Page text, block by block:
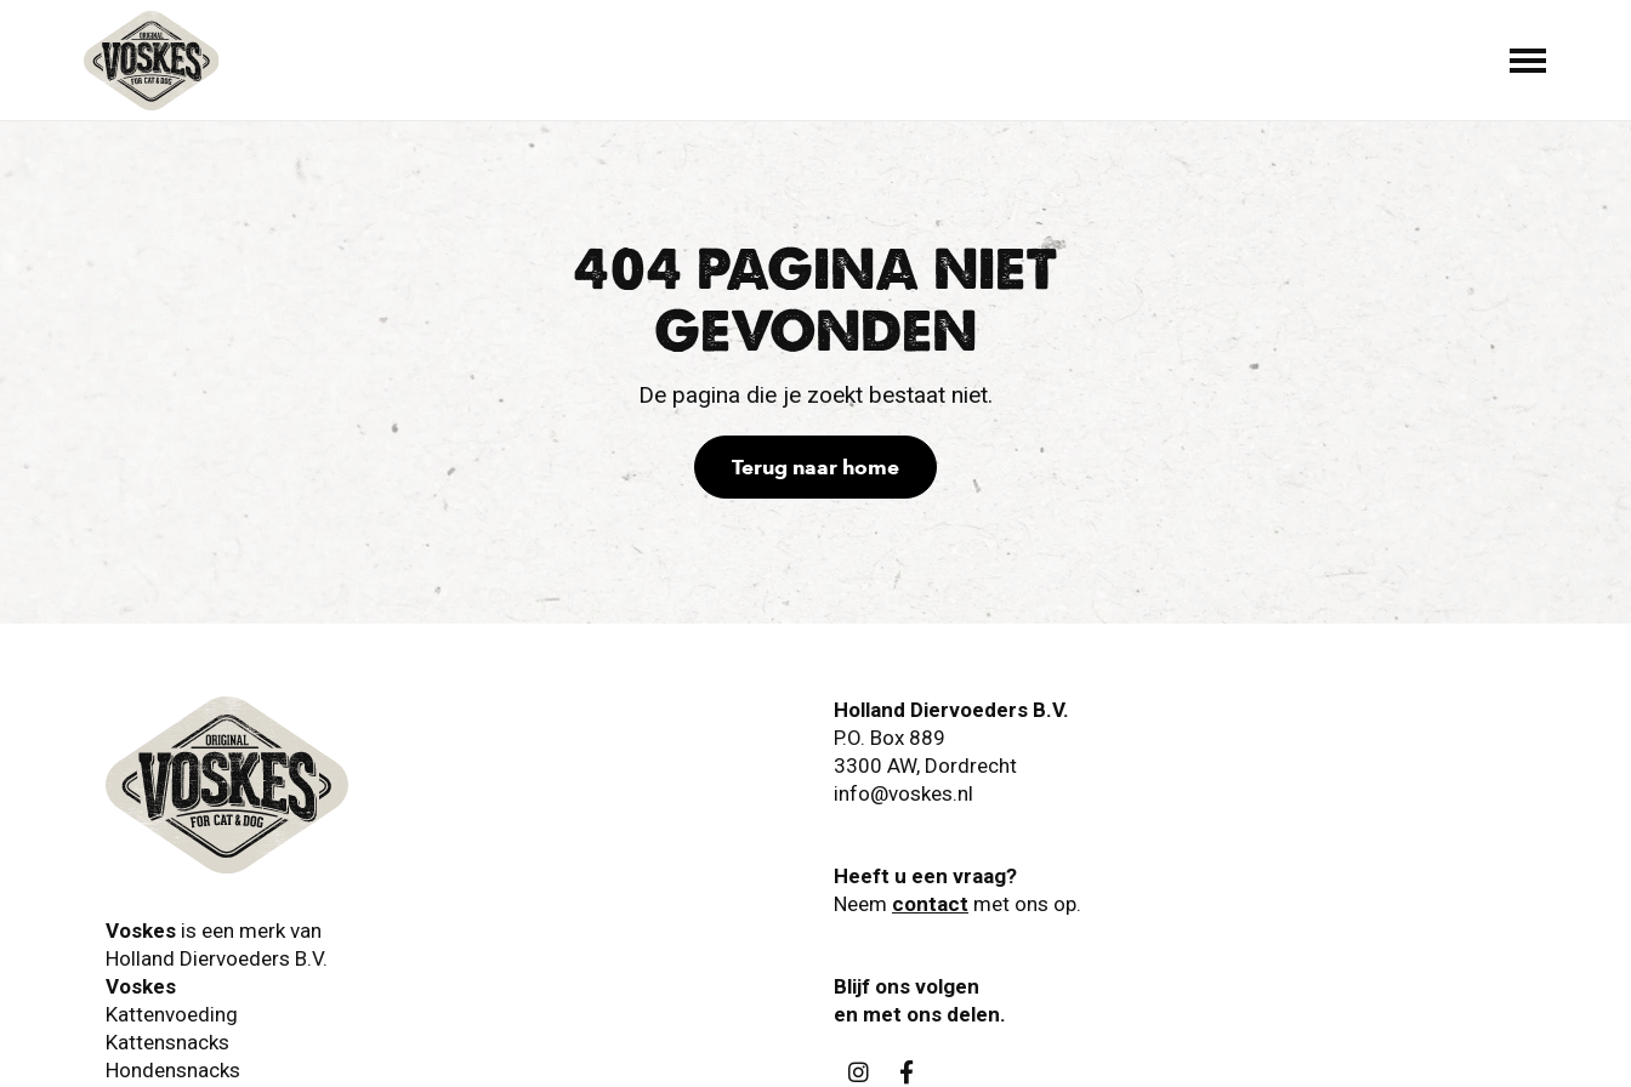
404 PAGINA NIET
GEVONDEN
De pagina die je zoekt bestaat niet.
Terug naar home
Voskes is een merk van
Holland Diervoeders B.V.
Holland Diervoeders B.V.
P.O. Box 889
3300 AW, Dordrecht
info@voskes.nl
Heeft u een vraag?
Neem contact met ons op.
Voskes
Kattenvoeding
Kattensnacks
Hondensnacks
Blijf ons volgen
en met ons delen.